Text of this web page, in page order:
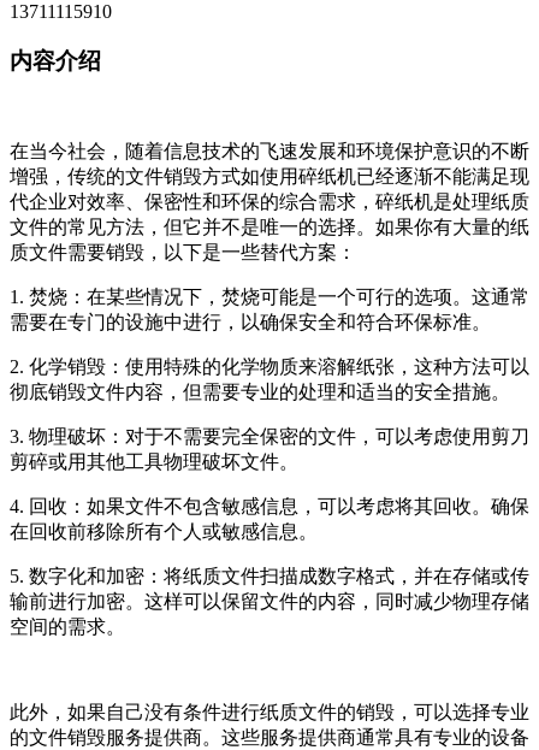
13711115910
内容介绍
在当今社会，随着信息技术的飞速发展和环境保护意识的不断
增强，传统的文件销毁方式如使用碎纸机已经逐渐不能满足现
代企业对效率、保密性和环保的综合需求，碎纸机是处理纸质
文件的常见方法，但它并不是唯一的选择。如果你有大量的纸
质文件需要销毁，以下是一些替代方案：
1. 焚烧：在某些情况下，焚烧可能是一个可行的选项。这通常
需要在专门的设施中进行，以确保安全和符合环保标准。
2. 化学销毁：使用特殊的化学物质来溶解纸张，这种方法可以
彻底销毁文件内容，但需要专业的处理和适当的安全措施。
3. 物理破坏：对于不需要完全保密的文件，可以考虑使用剪刀
剪碎或用其他工具物理破坏文件。
4. 回收：如果文件不包含敏感信息，可以考虑将其回收。确保
在回收前移除所有个人或敏感信息。
5. 数字化和加密：将纸质文件扫描成数字格式，并在存储或传
输前进行加密。这样可以保留文件的内容，同时减少物理存储
空间的需求。
此外，如果自己没有条件进行纸质文件的销毁，可以选择专业
的文件销毁服务提供商。这些服务提供商通常具有专业的设备